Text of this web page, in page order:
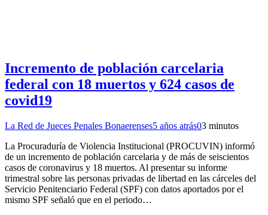
Incremento de población carcelaria
federal con 18 muertos y 624 casos de
covid19
La Red de Jueces Penales Bonaerenses5 años atrás03 minutos
La Procuraduría de Violencia Institucional (PROCUVIN) informó
de un incremento de población carcelaria y de más de seiscientos
casos de coronavirus y 18 muertos. Al presentar su informe
trimestral sobre las personas privadas de libertad en las cárceles del
Servicio Penitenciario Federal (SPF) con datos aportados por el
mismo SPF señaló que en el periodo…